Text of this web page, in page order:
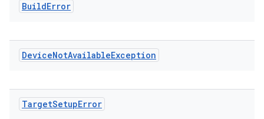
BuildError
DeviceNotAvailableException
TargetSetupError